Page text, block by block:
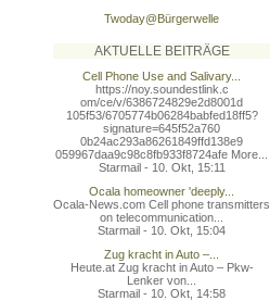
Twoday@Bürgerwelle
AKTUELLE BEITRÄGE
Cell Phone Use and Salivary...
https://noy.soundestlink.c
om/ce/v/6386724829e2d8001d
105f53/6705774b06284babfed18ff5?
signature=645f52a760
0b24ac293a86261849ffd138e9
059967daa9c98c8fb933f8724afe More...
Starmail - 10. Okt, 15:11
Ocala homeowner 'deeply...
Ocala-News.com Cell phone transmitters
on telecommunication...
Starmail - 10. Okt, 15:04
Zug kracht in Auto –...
Heute.at Zug kracht in Auto – Pkw-
Lenker von...
Starmail - 10. Okt, 14:58